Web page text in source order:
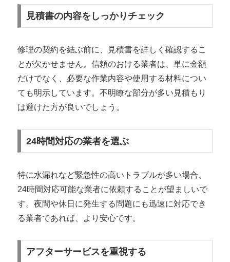
見積書の内容をしっかりチェック
修理の契約を結ぶ前に、見積書を詳しく確認するこ
とが欠かせません。信頼のおける業者は、単に金額
だけでなく、必要な作業内容や使用する材料につい
ても明示しています。不明瞭な部分が多い見積もり
は避けた方が良いでしょう。
24時間対応の業者を選ぶ
特に水漏れなど緊急性の高いトラブルが多い場合、
24時間対応可能な業者に依頼することが望ましいで
す。夜間や休日に発生する問題にも迅速に対応でき
る業者であれば、より安心です。
アフターサービスを重視する